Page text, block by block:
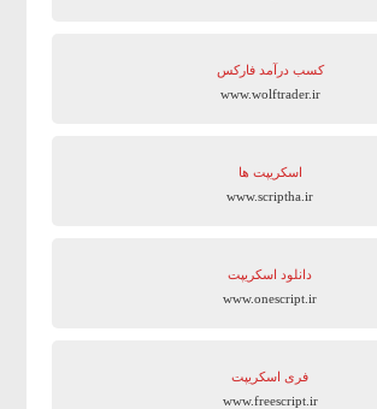
کسب درآمد فارکس
www.wolftrader.ir
اسکریپت ها
www.scriptha.ir
دانلود اسکریپت
www.onescript.ir
فری اسکریپت
www.freescript.ir